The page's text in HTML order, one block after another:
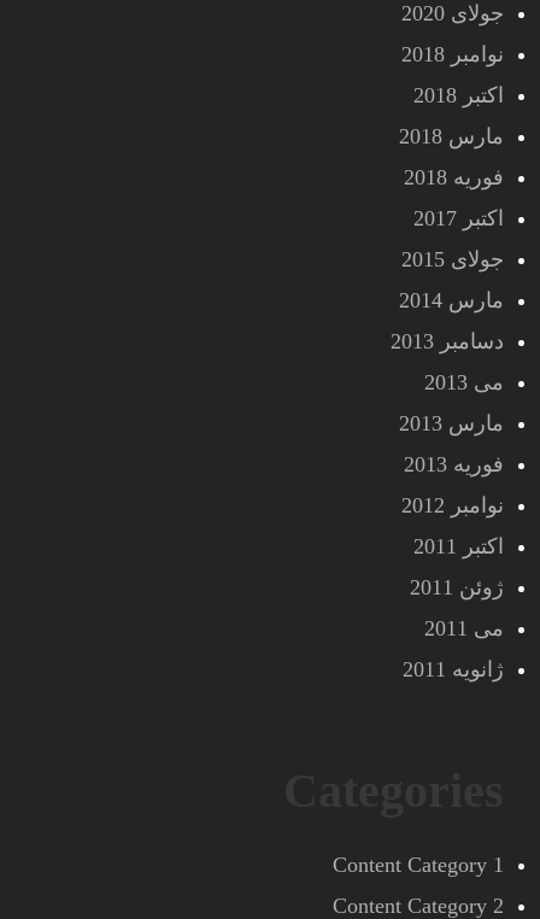
جولای 2020
نوامبر 2018
اکتبر 2018
مارس 2018
فوریه 2018
اکتبر 2017
جولای 2015
مارس 2014
دسامبر 2013
می 2013
مارس 2013
فوریه 2013
نوامبر 2012
اکتبر 2011
ژوئن 2011
می 2011
ژانویه 2011
Content Category 1
Content Category 2